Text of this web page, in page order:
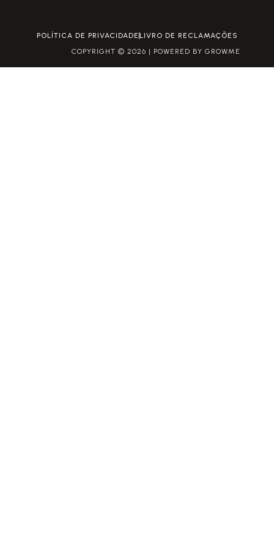
POLÍTICA DE PRIVACIDADELIVRO DE RECLAMAÇÕES
COPYRIGHT © 2026 | POWERED BY GROWME